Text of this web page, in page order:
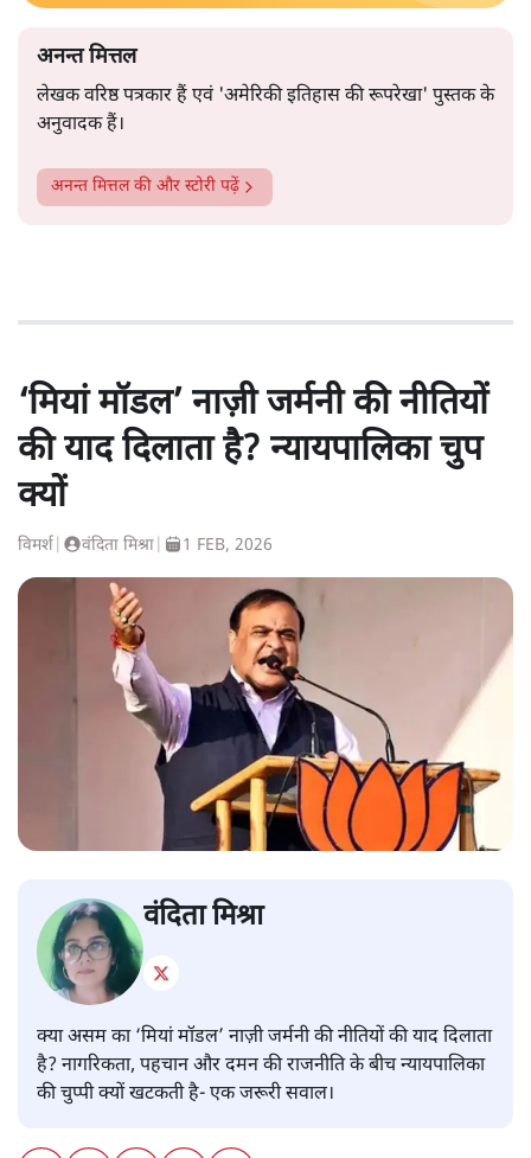
अनन्त मित्तल
लेखक वरिष्ठ पत्रकार हैं एवं 'अमेरिकी इतिहास की रूपरेखा' पुस्तक के
अनुवादक हैं।
अनन्त मित्तलकी और स्टोरी पढ़ें
‘मियां मॉडल’ नाज़ी जर्मनी की नीतियों
की याद दिलाता है? न्यायपालिका चुप
क्यों
विमर्श वंदिता मिश्रा 1 FEB, 2026
वंदिता मिश्रा
क्या असम का ‘मियां मॉडल’ नाज़ी जर्मनी की नीतियों की याद दिलाता
है? नागरिकता, पहचान और दमन की राजनीति के बीच न्यायपालिका
की चुप्पी क्यों खटकती है- एक जरूरी सवाल।